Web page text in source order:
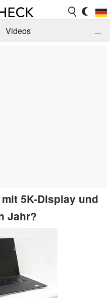
Videos
...
5K-Display und
Jahr?